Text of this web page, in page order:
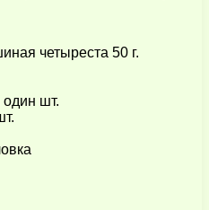
четыреста 50 г.
шт.